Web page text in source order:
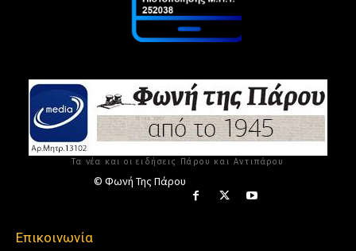
Τα νέα και οι ειδήσεις Πάρου και Αντιπάρου
© Φωνή Της Πάρου
Επικοινωνία